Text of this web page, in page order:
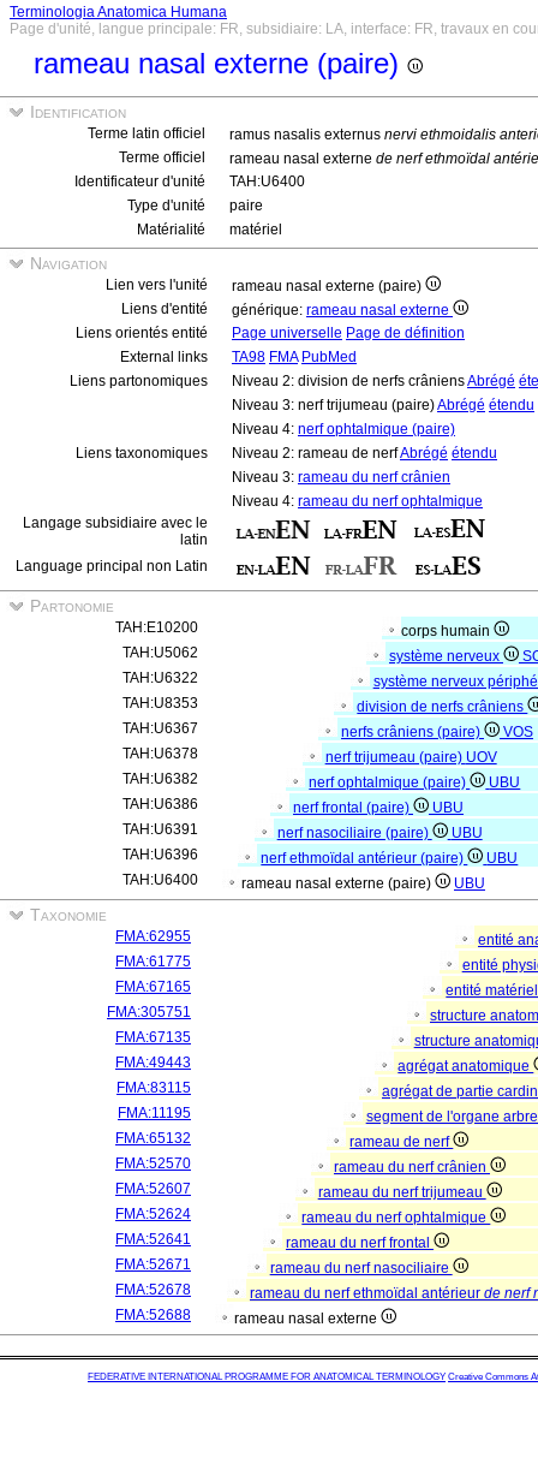
Terminologia Anatomica Humana
Page d'unité, langue principale: FR, subsidiaire: LA, interface: FR, travaux en
rameau nasal externe (paire)
Identification
Terme latin officiel ramus nasalis externus nervi ethmoidalis
Terme officiel
rameau nasal externe de nerf ethmoïdal
Identificateur d'unité
TAH:U6400
Type d'unité
paire
Matérialité
matériel
Navigation
Lien vers l'unité
rameau nasal externe (paire)
Liens d'entité
générique: rameau nasal externe
Liens orientés entité
Page universelle Page de définition
External links
TA98 FMA PubMed
Liens partonomiques
Niveau 2: division de nerfs crâniensAbrégé
Niveau 3: nerf trijumeau (paire)Abrégé étendu
Niveau 4: nerf ophtalmique (paire)
Liens taxonomiques
Niveau 2: rameau de nerfAbrégé étendu
Niveau 3: rameau du nerf crânien
Niveau 4: rameau du nerf ophtalmique
Langage subsidiaire avec le
latin
Language principal non Latin
Partonomie
TAH:E10200
corps humain
TAH:U5062
système nerveux
TAH:U6322
système nerveux
TAH:U8353
division de nerfs crâniens
TAH:U6367
nerfs crâniens (paire)
VOS
TAH:U6378
nerf trijumeau (paire) UOV
TAH:U6382
nerf ophtalmique (paire)
UBU
TAH:U6386
nerf frontal (paire)
UBU
TAH:U6391
nerf nasociliaire (paire)
UBU
TAH:U6396
nerf ethmoïdal antérieur (paire)
UBU
TAH:U6400
rameau nasal externe (paire) UBU
Taxonomie
FMA:62955
entité
FMA:61775
entité
FMA:67165
entité
FMA:305751
structure
FMA:67135
structure
FMA:49443
agrégat anatomique
FMA:83115
agrégat de partie
FMA:11195
segment de l'organe
FMA:65132
rameau de nerf
FMA:52570
rameau du nerf crânien
FMA:52607
rameau du nerf trijumeau
FMA:52624
rameau du nerf ophtalmique
FMA:52641
rameau du nerf frontal
FMA:52671
rameau du nerf nasociliaire
FMA:52678
rameau du nerf ethmoïdal antérieur de nerf
FMA:52688
rameau nasal externe
FEDERATIVE INTERNATIONAL PROGRAMME FOR ANATOMICAL TERMINOLOGY Creative Commons